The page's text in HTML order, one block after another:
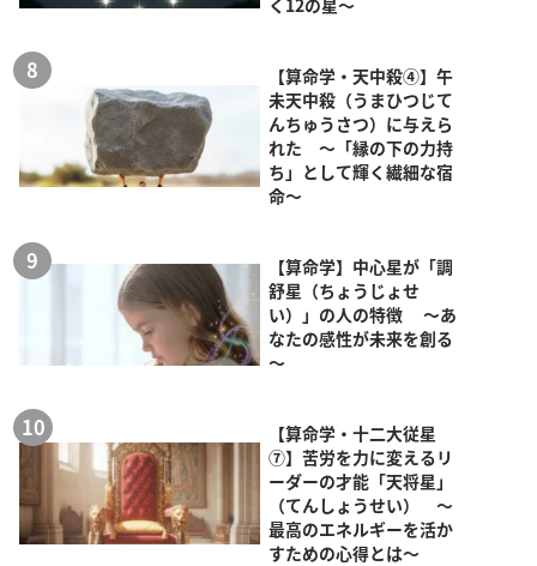
く12の星～
【算命学・天中殺④】午
未天中殺（うまひつじて
んちゅうさつ）に与えら
れた ～「縁の下の力持
ち」として輝く繊細な宿
命～
【算命学】中心星が「調
舒星（ちょうじょせ
い）」の人の特徴 ～あ
なたの感性が未来を創る
～
【算命学・十二大従星
⑦】苦労を力に変えるリ
ーダーの才能「天将星」
（てんしょうせい） ～
最高のエネルギーを活か
すための心得とは～